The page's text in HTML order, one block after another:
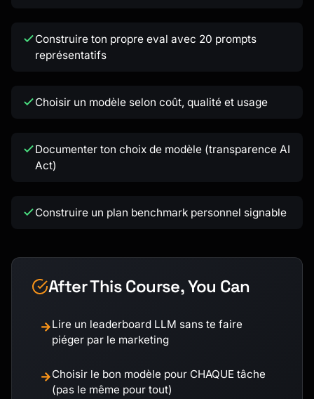
Construire ton propre eval avec 20 prompts
représentatifs
Choisir un modèle selon coût, qualité et usage
Documenter ton choix de modèle (transparence AI
Act)
Construire un plan benchmark personnel signable
After This Course, You Can
→Lire un leaderboard LLM sans te faire
piéger par le marketing
→Choisir le bon modèle pour CHAQUE tâche
(pas le même pour tout)
Kai